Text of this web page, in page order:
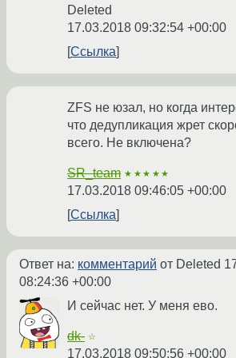
Deleted
17.03.2018 09:32:54 +00:00
Ссылка
ZFS не юзал, но когда
что дедупликация жрет
всего. Не включена?
SR_team ★★★★★
17.03.2018 09:46:05 +00:00
Ссылка
Ответ на: комментарий от Deleted
08:24:36 +00:00
И сейчас нет. У меня ево.
dk- ☆
17.03.2018 09:50:56 +00:00